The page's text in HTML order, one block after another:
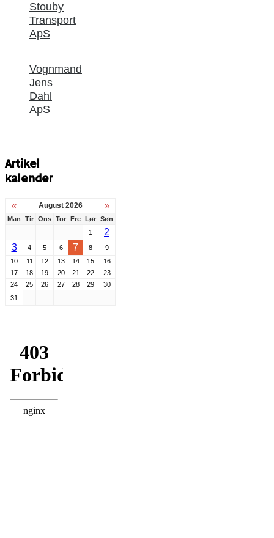
Stouby
Transport
ApS
Vognmand
Jens
Dahl
ApS
Artikel
kalender
« August 2026 »
Man Tir Ons Tor Fre Lør Søn
1
2
3
4 5 6 7 8
9
10
11 12 13 14 15
16
17
18 19 20 21 22
23
24
25 26 27 28 29
30
31